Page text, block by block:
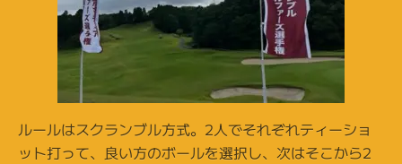
ルールはスクランブル方式。2人でそれぞれティーショ
ット打って、良い方のボールを選択し、次はそこから2